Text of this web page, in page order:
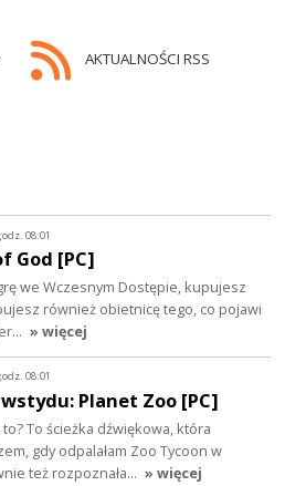
AKTUALNOŚCI RSS
08:01
God [PC]
we Wczesnym Dostępie, kupujesz
również obietnicę tego, co pojawi
» więcej
08:01
Planet Zoo [PC]
to? To ścieżka dźwiękowa, która
gdy odpalałam Zoo Tycoon w
też rozpoznała… » więcej